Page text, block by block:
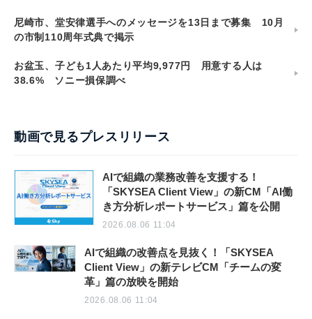
尼崎市、堂安律選手へのメッセージを13日まで募集 10月
の市制110周年式典で掲示
お盆玉、子ども1人あたり平均9,977円 用意する人は
38.6% ソニー損保調べ
動画で見るプレスリリース
AIで組織の業務改善を支援する！
「SKYSEA Client View」の新CM「AI働
き方分析レポートサービス」篇を公開
2026.08.06 11:04
AIで組織の改善点を見抜く！「SKYSEA
Client View」の新テレビCM「チームの変
革」篇の放映を開始
2026.08.06 11:04